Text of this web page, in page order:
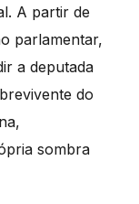
A partir de
parlamentar,
a deputada
do
sombra